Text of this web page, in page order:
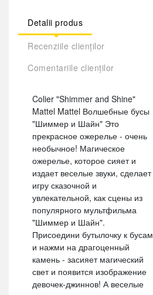
Detalii produs
Recenziile clienților
Comentariile clienților
Colier "Shimmer and Shine"
Mattel Mattel Волшебные бусы
"Шиммер и Шайн" Это
прекрасное ожерелье - очень
необычное! Магическое
ожерелье, которое сияет и
издает веселые звуки, сделает
игру сказочной и
увлекательной, как сцены из
популярного мультфильма
"Шиммер и Шайн".
Присоедини бутылочку к бусам
и нажми на драгоценный
камень - засияет магический
свет и появится изображение
девочек-джиннов! А веселые